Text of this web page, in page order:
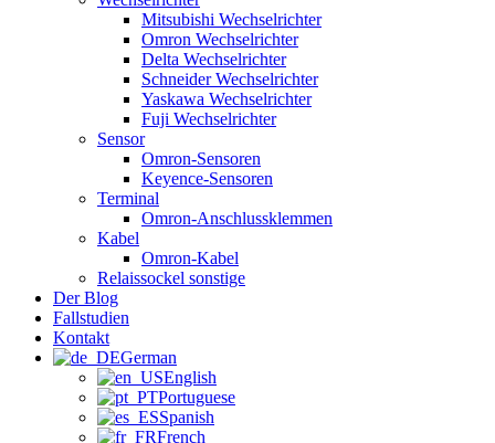
Mitsubishi Wechselrichter
Omron Wechselrichter
Delta Wechselrichter
Schneider Wechselrichter
Yaskawa Wechselrichter
Fuji Wechselrichter
Sensor
Omron-Sensoren
Keyence-Sensoren
Terminal
Omron-Anschlussklemmen
Kabel
Omron-Kabel
Relaissockel sonstige
Der Blog
Fallstudien
Kontakt
German
English
Portuguese
Spanish
French